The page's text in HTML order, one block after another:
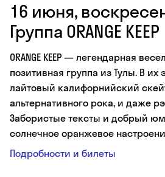
16 июня,
Группа ORANGE KEEP
ORANGE KEEP — легендарная
позитивная группа из Тулы. В
лайтовый калифорнийский
альтернативного рока, и даже
Забористые тексты и добрый
солнечное оранжевое
Подробности и билеты